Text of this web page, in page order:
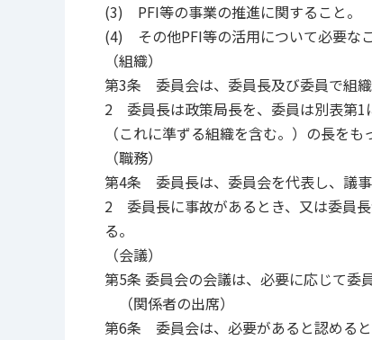
(3) PFI等の事業の推進に関すること。
(4) その他PFI等の活用について必要なこ
（組織）
第3条 委員会は、委員長及び委員で組織
2 委員長は政策局長を、委員は別表第1
（これに準ずる組織を含む。）の長をも
（職務）
第4条 委員長は、委員会を代表し、議事
2 委員長に事故があるとき、又は委員
る。
（会議）
第5条 委員会の会議は、必要に応じて委
（関係者の出席）
第6条 委員会は、必要があると認める